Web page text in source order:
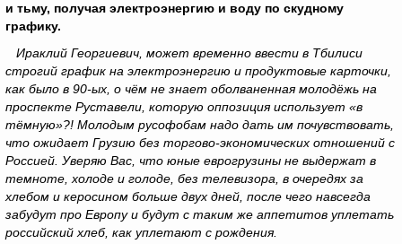
и тьму, получая электроэнергию и воду по скудному
графику.
Ираклий Георгиевич, может временно ввести в Тбилиси
строгий график на электроэнергию и продуктовые карточки,
как было в 90-ых, о чём не знает оболваненная молодёжь на
проспекте Руставели, которую оппозиция использует «в
тёмную»?! Молодым русофобам надо дать им почувствовать,
что ожидает Грузию без торгово-экономических отношений с
Россией. Уверяю Вас, что юные еврогрузины не выдержат в
темноте, холоде и голоде, без телевизора, в очередях за
хлебом и керосином больше двух дней, после чего навсегда
забудут про Европу и будут с таким же аппетитов уплетать
российский хлеб, как уплетают с рождения.